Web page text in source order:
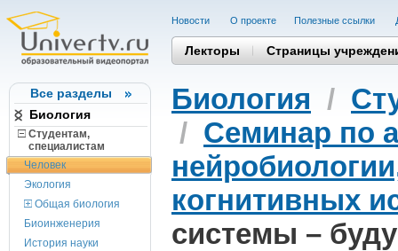
Все разделы
Биология
Студентам,
cпециалистам
Человек
Экология
Общая биология
Биоинженерия
История науки
Новости О проекте Полезные cсылки
Лекторы Страницы
Биология /
/ Семинар по
когнитивных
системы –